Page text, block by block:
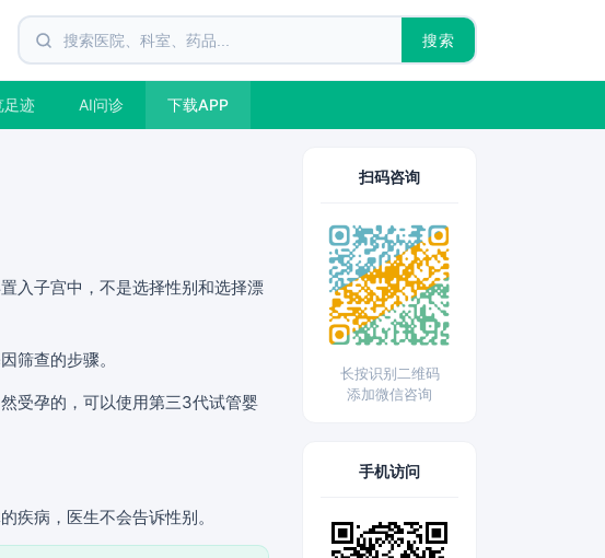
搜索
足迹 AI问诊 下载APP
入子宫中，不是选择性别和选择漂
筛查的步骤。
受孕的，可以使用第三3代试管婴
疾病，医生不会告诉性别。
扫码咨询
长按识别二维码
添加微信咨询
手机访问